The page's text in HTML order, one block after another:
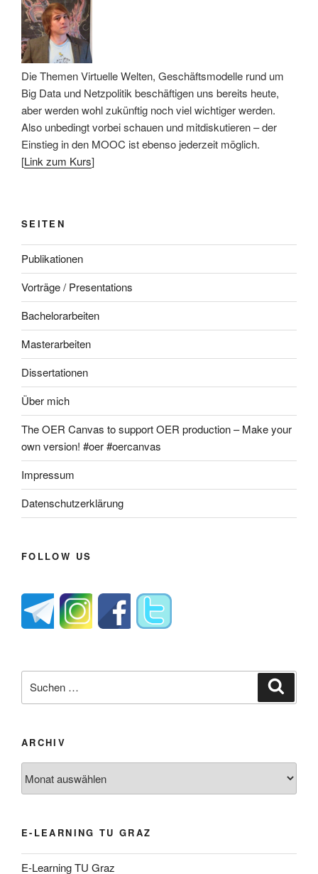
Die Themen Virtuelle Welten, Geschäftsmodelle rund um
Big Data und Netzpolitik beschäftigen uns bereits heute,
aber werden wohl zukünftig noch viel wichtiger werden.
Also unbedingt vorbei schauen und mitdiskutieren – der
Einstieg in den MOOC ist ebenso jederzeit möglich.
[Link zum Kurs]
SEITEN
Publikationen
Vorträge / Presentations
Bachelorarbeiten
Masterarbeiten
Dissertationen
Über mich
The OER Canvas to support OER production – Make your
own version! #oer #oercanvas
Impressum
Datenschutzerklärung
FOLLOW US
nach:
ARCHIV
E-LEARNING TU GRAZ
E-Learning TU Graz